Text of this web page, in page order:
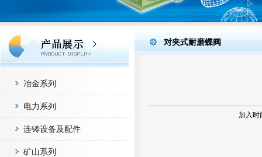
冶金系列
电力系列
连铸设备及配件
矿山系列
对夹式耐磨蝶阀
加入